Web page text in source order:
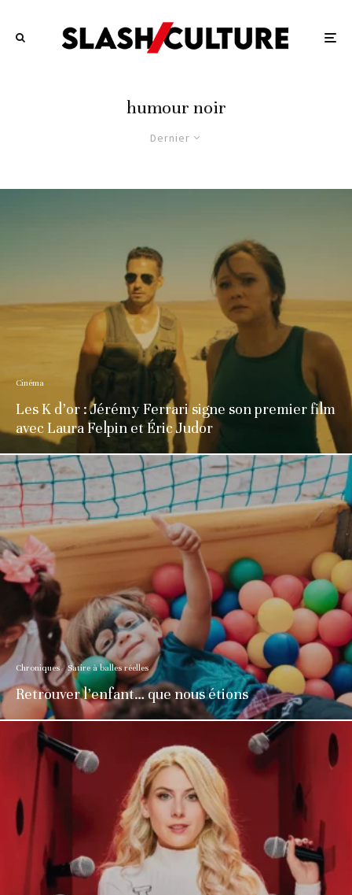
humour noir
Dernier
Cinéma
Les K d’or : Jérémy Ferrari signe son premier film
avec Laura Felpin et Éric Judor
Chroniques Satire à balles réelles
Retrouver l’enfant… que nous étions